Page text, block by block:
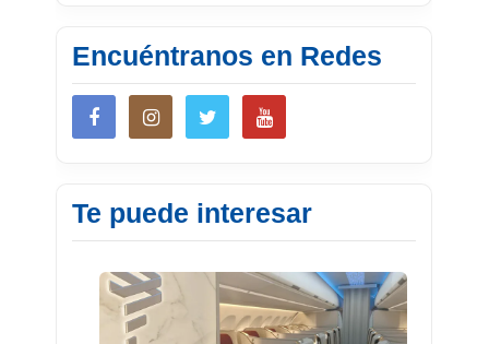
Encuéntranos en Redes
Te puede interesar